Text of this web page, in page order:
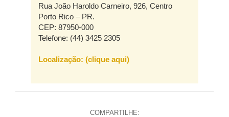
Rua João Haroldo Carneiro, 926, Centro
Porto Rico – PR.
CEP: 87950-000
Telefone: (44) 3425 2305
Localização: (clique aqui)
COMPARTILHE: